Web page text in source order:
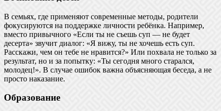
В семьях, где применяют современные методы, родители
фокусируются на поддержке личности ребёнка. Например,
вместо привычного «Если ты не съешь суп — не будет
десерта» звучит диалог: «Я вижу, ты не хочешь есть суп.
Расскажи, чем он тебе не нравится?» Или похвала не только за
результат, но и за попытку: «Ты сегодня много старался,
молодец!». В случае ошибок важна объясняющая беседа, а не
просто наказание.
Образование